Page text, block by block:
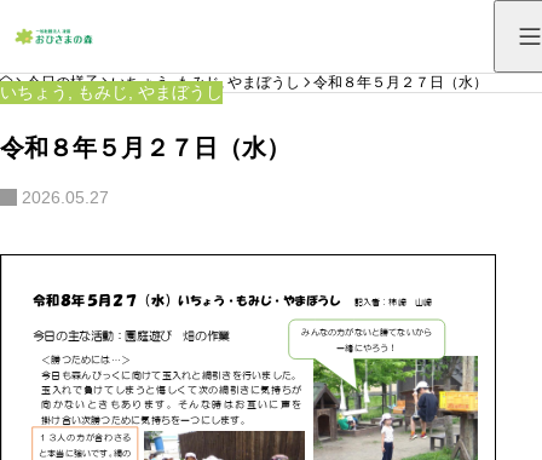
HOME
今日の様子 いちょう,もみじ,やまぼうし 令和８年５月２７日（水）
いちょう もみじ やまぼうし
令和８年５月２７日（水）
2026.05.27